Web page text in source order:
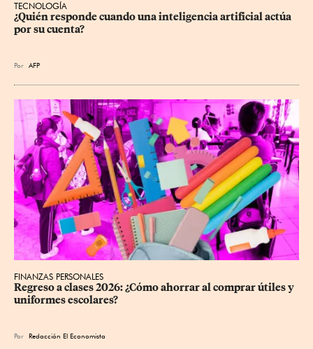
TECNOLOGÍA
¿Quién responde cuando una inteligencia artificial actúa
por su cuenta?
Por AFP
FINANZAS PERSONALES
Regreso a clases 2026: ¿Cómo ahorrar al comprar útiles y
uniformes escolares?
Por Redacción El Economista